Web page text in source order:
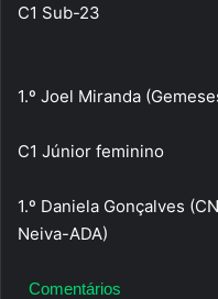
C1 Sub-23
1.º Joel Miranda
C1 Júnior feminino
1.º Daniela Gonçalves
Neiva-ADA)
Comentários